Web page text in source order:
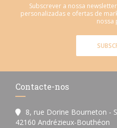
Subscrever a nossa
personalizadas e ofertas de
nossa
Contacte-nos
8, rue Dorine Bourneton -
42160 Andrézieux-Bouthéon